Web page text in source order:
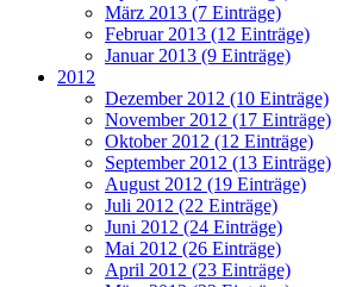
März 2013 (7 Einträge)
Februar 2013 (12 Einträge)
Januar 2013 (9 Einträge)
2012
Dezember 2012 (10 Einträge)
November 2012 (17 Einträge)
Oktober 2012 (12 Einträge)
September 2012 (13 Einträge)
August 2012 (19 Einträge)
Juli 2012 (22 Einträge)
Juni 2012 (24 Einträge)
Mai 2012 (26 Einträge)
April 2012 (23 Einträge)